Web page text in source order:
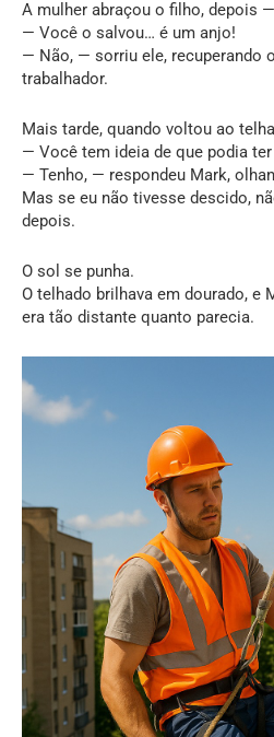
A mulher abraçou o filho, depois
— Você o salvou… é um anjo!
— Não, — sorriu ele, recuperando
trabalhador.
Mais tarde, quando voltou ao
— Você tem ideia de que podia
— Tenho, — respondeu Mark,
Mas se eu não tivesse descido,
depois.
O sol se punha.
O telhado brilhava em dourado, e
era tão distante quanto parecia.